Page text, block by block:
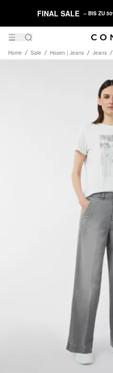
FINAL SALE – BIS ZU
Home Sale Hosen | Jeans Jeans